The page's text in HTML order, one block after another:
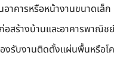
อาคารหรือหน้างานขนาดเล็ก
สร้างบ้านและอาคารพาณิช
งรับงานติดตั้งแผ่นพื้นหรือโ